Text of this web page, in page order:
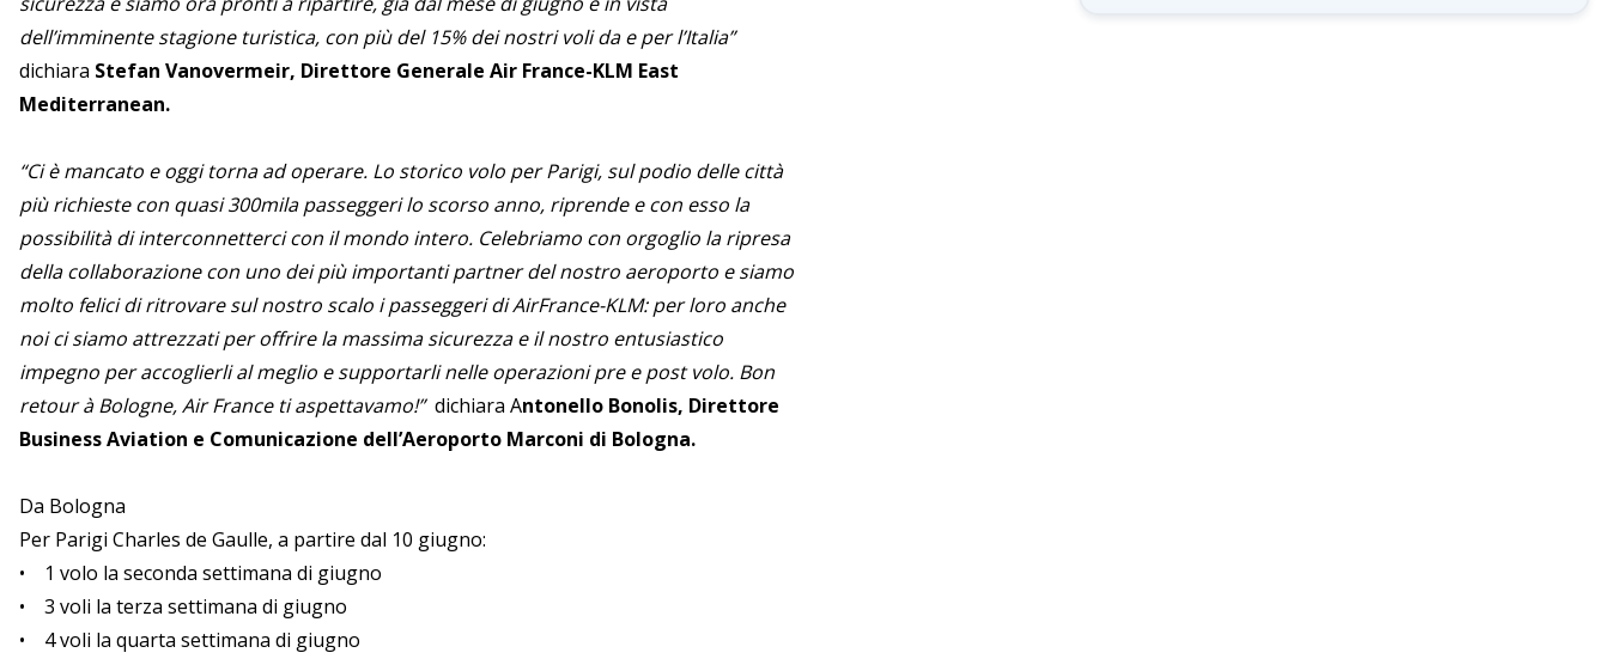
dell’imminente stagione turistica, con più del 15% dei nostri voli da e per l’Italia”
dichiara Stefan Vanovermeir, Direttore Generale Air France-KLM East
Mediterranean.
“Ci è mancato e oggi torna ad operare. Lo storico volo per Parigi, sul podio delle città
più richieste con quasi 300mila passeggeri lo scorso anno, riprende e con esso la
possibilità di interconnetterci con il mondo intero. Celebriamo con orgoglio la ripresa
della collaborazione con uno dei più importanti partner del nostro aeroporto e siamo
molto felici di ritrovare sul nostro scalo i passeggeri di AirFrance-KLM: per loro anche
noi ci siamo attrezzati per offrire la massima sicurezza e il nostro entusiastico
impegno per accoglierli al meglio e supportarli nelle operazioni pre e post volo. Bon
retour à Bologne, Air France ti aspettavamo!”dichiara Antonello Bonolis, Direttore
Business Aviation e Comunicazione dell’Aeroporto Marconi di Bologna.
Da Bologna
Per Parigi Charles de Gaulle, a partire dal 10 giugno:
• 1 volo la seconda settimana di giugno
• 3 voli la terza settimana di giugno
• 4 voli la quarta settimana di giugno